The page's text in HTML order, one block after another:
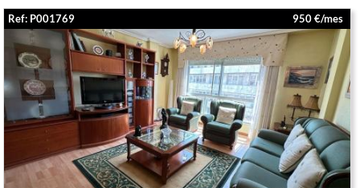
Ref: P001769 950 €/mes